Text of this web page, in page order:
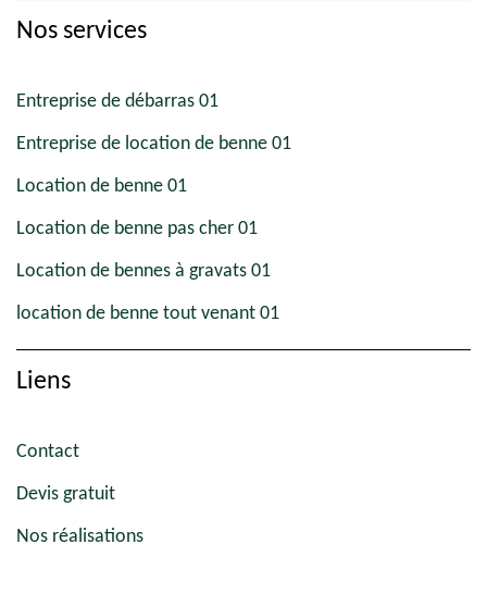
Nos services
Entreprise de débarras 01
Entreprise de location de benne 01
Location de benne 01
Location de benne pas cher 01
Location de bennes à gravats 01
location de benne tout venant 01
Liens
Contact
Devis gratuit
Nos réalisations